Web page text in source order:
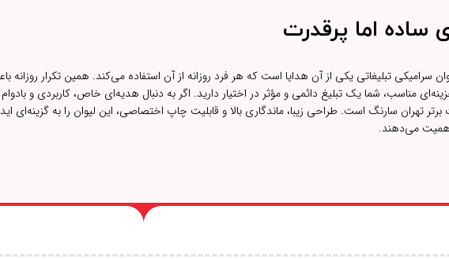
ساده اما پرقدرت
سرامیکی تبلیغاتی یکی از آن هدایا است که هر فرد روزانه از آن استفاده می‌کند. همین تکرار روزانه
مناسب، شما یک تبلیغ دائمی و مؤثر در اختیار دارید. اگر به دنبال هدیه‌ای خاص، کاربردی و
مشکی کد 4451 از محصولات برتر تهران سارنگ است. طراحی زیبا، ماندگاری بالا و قابلیت چاپ اختصاصی، این لیوان را به
می‌دهند.